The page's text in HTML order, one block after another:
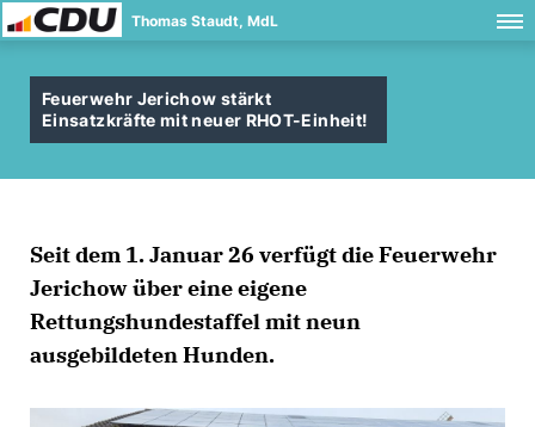
Thomas Staudt, MdL
Feuerwehr Jerichow stärkt
Einsatzkräfte mit neuer RHOT-Einheit!
Seit dem 1. Januar 26 verfügt die Feuerwehr
Jerichow über eine eigene
Rettungshundestaffel mit neun
ausgebildeten Hunden.